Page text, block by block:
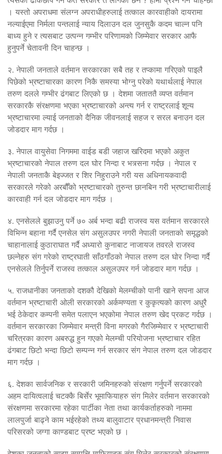
। यस्तो अपराधमा संलग्न अपराधीहरुलाई तत्काल कारवाहीको दायरामा
नल्याईएमा निर्मला पन्तलाई न्याय दिलाउन दल जुनसुकै कदम चाल्न पनि
बाध्य हुने र त्यसबाट उत्पन्न गम्भीर परिणामको जिम्मेवार सरकार आफै
हुनुपर्ने चेतावनी दिन चाहन्छ ।
२. नेपाली जनताले वर्तमान सरकारका सबै तह र तप्कामा गरिएको पाइलै
पिछेको भ्रष्टाचारका कारण निकै समस्या भोग्नु परेको यथार्थलाई नेपाल
तरुण दलले गम्भीर ढंगबाट लिएको छ । देशमा जताततै व्यप्त वर्तमान
सरकारकै संरक्षणमा भएका भ्रष्टाचारको अन्त्य गर्न र राष्ट्रलाई शून्य
भ्रष्टाचारमा ल्याई जनताको दैनिक जीवनलाई सहज र सरल बनाउन दल
जोडदार माग गर्दछ ।
३. नेपाल वायुसेवा निगममा वाईड बडी जहाज खरिदमा भएको अकुत
भ्रष्टाचारको नेपाल तरुण दल घोर निन्दा र भत्र्सना गर्दछ । नेपाल र
नेपाली जनताकै बेइज्जत र शिर निहुराउने गरी यस अधिनायकवादी
सरकारले गरेको अरबौँको भ्रष्टाचारको तुरुन्त छानबिन गरी भ्रष्टाचारीलाई
कारवाही गर्न दल जोडदार माग गर्दछ ।
४. एनसेलले बुझाउनु पर्ने ७० अर्ब भन्दा बढी राजस्व यस वर्तमान सरकारले
विभिन्न बहाना गर्दै एनसेल संग असुलउपर नगरी नेपाली जनताको समृद्धको
चाहानालाई कुठाराघात गर्दै अध्यारो कुनाबाट नाजायज तवरले राजस्व
छल्नेहरु संग गरेको राष्ट्रघाती साँठगाँठको नेपाल तरुण दल घोर निन्दा गर्दै
एनसेलले तिर्नुपर्ने राजस्व तत्काल असुलउपर गर्न जोडदार माग गर्दछ ।
५. राजधानीका जनताको दशकौ देखिको मेलम्चीको पानी खाने सपना आज
वर्तमान भ्रष्टाचारी ओली सरकारको अर्कमण्यता र कुकृत्यको कारण अधुरै
भई ठेकेदार कम्पनी समेत पलाएन भएकोमा नेपाल तरुण खेद प्रकट गर्दछ ।
वर्तमान सरकारका जिम्मेवार मन्त्री विना मगरको गैरजिम्मेवार र भ्रष्टाचारी
चरित्रका कारण अबरुद्ध हुन गएको मेलम्ची परियोजना भ्रष्टाचार रहित
ढंगबाट छिटो भन्दा छिटो सम्पन्न गर्न सरकार संग नेपाल तरुण दल जोडदार
माग गर्दछ ।
६. देशका सार्वजनिक र सरकारी जमिनहरुको संरक्षण गर्नुपर्ने सरकारको
अहम दायित्वलाई चटक्कै बिर्सेर भूमाफियाहरु संग मिलेर वर्तमान सरकारको
संरक्षणमा सरकारमा रहेका पार्टीका नेता तथा कार्यकर्ताहरुको नाममा
लालपुर्जा बाढ्ने काम भईरहेको तथ्य बालुवाटार प्रधानमन्त्री निवास
परिसरको जग्गा काण्डबाट प्रष्ट भएको छ ।